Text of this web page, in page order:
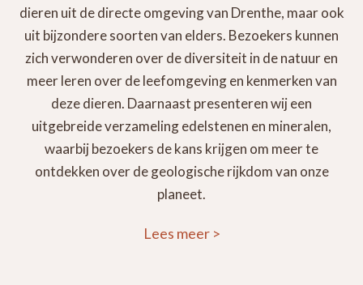
dieren uit de directe omgeving van Drenthe, maar ook
uit bijzondere soorten van elders. Bezoekers kunnen
zich verwonderen over de diversiteit in de natuur en
meer leren over de leefomgeving en kenmerken van
deze dieren. Daarnaast presenteren wij een
uitgebreide verzameling edelstenen en mineralen,
waarbij bezoekers de kans krijgen om meer te
ontdekken over de geologische rijkdom van onze
planeet.
Lees meer >